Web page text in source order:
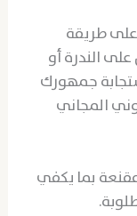
على طريقة
الندرة أو
جمهورك
المجاني
بما يكفي